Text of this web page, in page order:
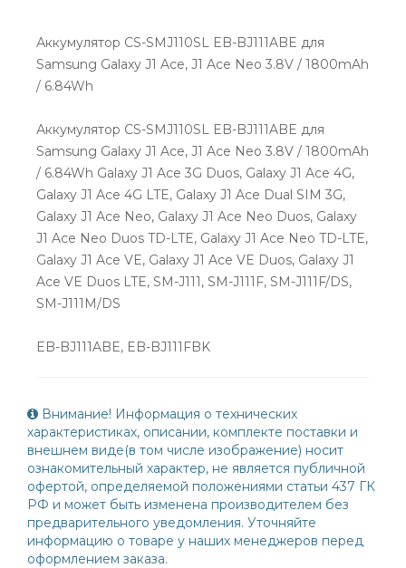
Аккумулятор CS-SMJ110SL EB-BJ111ABE для
Samsung Galaxy J1 Ace, J1 Ace Neo 3.8V / 1800mAh
/ 6.84Wh
Аккумулятор CS-SMJ110SL EB-BJ111ABE для
Samsung Galaxy J1 Ace, J1 Ace Neo 3.8V / 1800mAh
/ 6.84Wh Galaxy J1 Ace 3G Duos, Galaxy J1 Ace 4G,
Galaxy J1 Ace 4G LTE, Galaxy J1 Ace Dual SIM 3G,
Galaxy J1 Ace Neo, Galaxy J1 Ace Neo Duos, Galaxy
J1 Ace Neo Duos TD-LTE, Galaxy J1 Ace Neo TD-LTE,
Galaxy J1 Ace VE, Galaxy J1 Ace VE Duos, Galaxy J1
Ace VE Duos LTE, SM-J111, SM-J111F, SM-J111F/DS,
SM-J111M/DS
EB-BJ111ABE, EB-BJ111FBK
Внимание! Информация о технических
характеристиках, описании, комплекте поставки и
внешнем виде(в том числе изображение) носит
ознакомительный характер, не является публичной
офертой, определяемой положениями статьи 437 ГК
РФ и может быть изменена производителем без
предварительного уведомления. Уточняйте
информацию о товаре у наших менеджеров перед
оформлением заказа.